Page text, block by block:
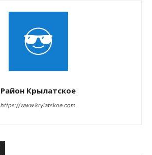
Район Крылатское
https://www.krylatskoe.com